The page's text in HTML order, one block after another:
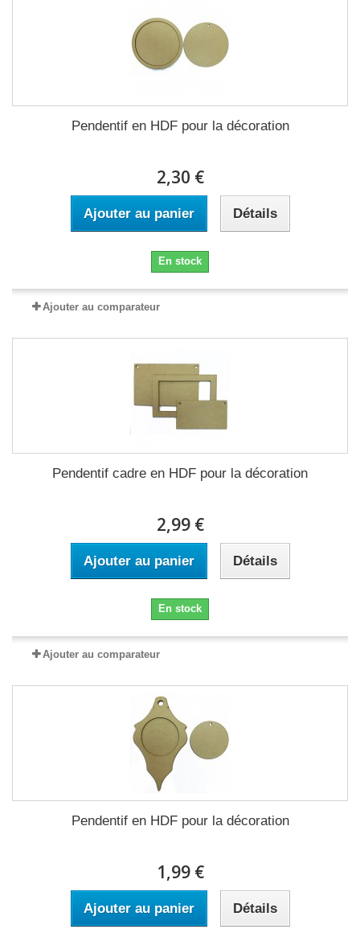
Pendentif en HDF pour la décoration
2,30 €
Ajouter au panier Détails
En stock
Ajouter au comparateur
Pendentif cadre en HDF pour la décoration
2,99 €
Ajouter au panier Détails
En stock
Ajouter au comparateur
Pendentif en HDF pour la décoration
1,99 €
Ajouter au panier Détails